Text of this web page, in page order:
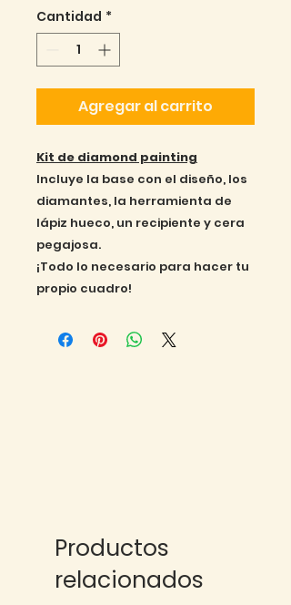
Cantidad *
Agregar al carrito
Kit de diamond painting
Incluye la base con el diseño, los
diamantes, la herramienta de
lápiz hueco, un recipiente y cera
pegajosa.
¡Todo lo necesario para hacer tu
propio cuadro!
Productos
relacionados